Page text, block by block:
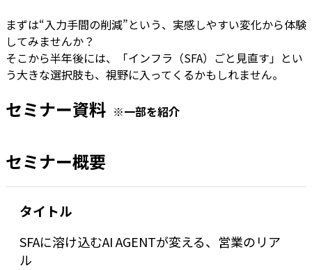
まずは“入力手間の削減”という、実感しやすい変化から体験
してみませんか？
そこから半年後には、「インフラ（SFA）ごと見直す」とい
う大きな選択肢も、視野に入ってくるかもしれません。
セミナー資料 ※一部を紹介
セミナー概要
タイトル
SFAに溶け込むAI AGENTが変える、営業のリア
ル